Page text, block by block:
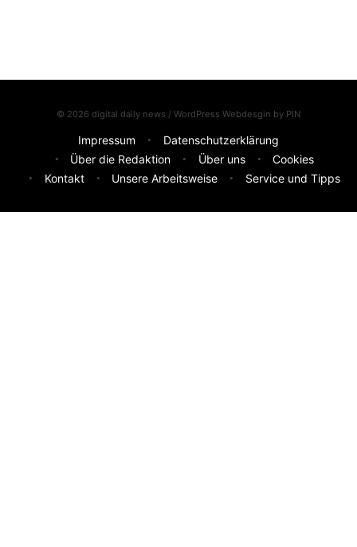
© 2026 digital daily news / WordPress Webdesgin by PIN
Impressum
Datenschutzerklärung
Über die Redaktion
Über uns
Cookies
Kontakt
Unsere Arbeitsweise Service und Tipps